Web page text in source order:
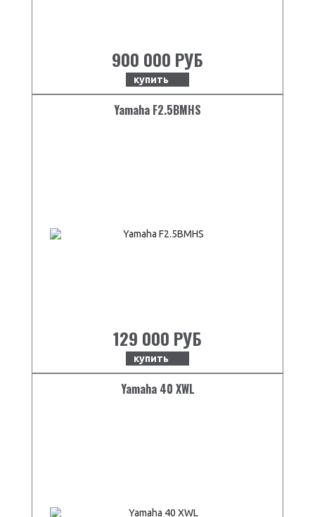
900 000 РУБ
купить
Yamaha F2.5BMHS
129 000 РУБ
купить
Yamaha 40 XWL